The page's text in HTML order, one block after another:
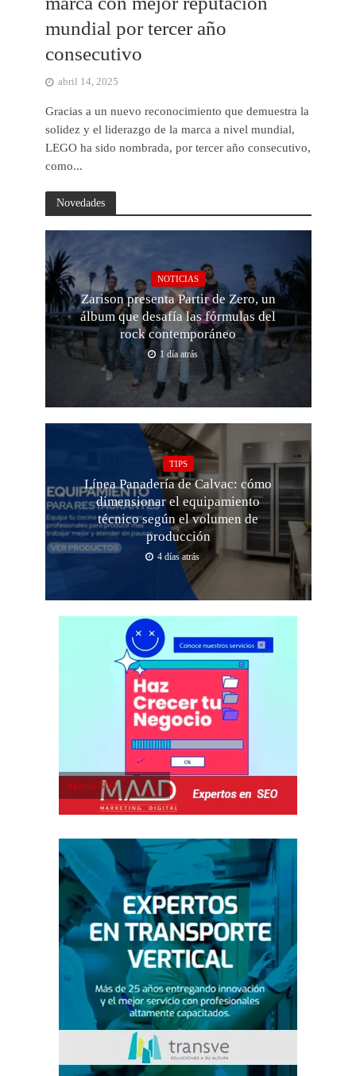
mundial por tercer año
consecutivo
abril 14, 2025
Gracias a un nuevo reconocimiento que demuestra la
solidez y el liderazgo de la marca a nivel mundial,
LEGO ha sido nombrada, por tercer año consecutivo,
como...
Novedades
NOTICIAS
Zarison presenta Partir de Zero, un
álbum que desafía las fórmulas del
rock contemporáneo
1 día atrás
TIPS
Línea Panadería de Calvac: cómo
dimensionar el equipamiento
técnico según el volumen de
producción
4 días atrás
Agencia SEO